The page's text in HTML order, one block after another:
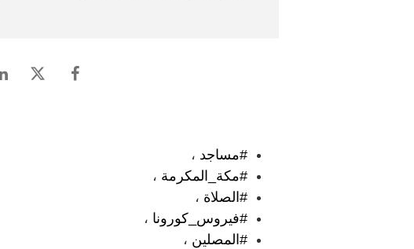
#مساجد ،
#مكة_المكرمة ،
#الصلاة ،
#فيروس_كورونا ،
#المصلين ،